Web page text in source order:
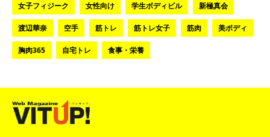
女子フィジーク 女性向け 学生ボディビル 新極真会
渡辺華奈 空手 筋トレ 筋トレ女子 筋肉 美ボディ
胸肉365 自宅トレ 食事・栄養